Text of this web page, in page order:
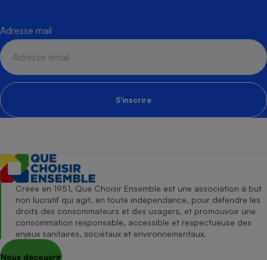
Adresse mail
S'inscrire
Créée en 1951, Que Choisir Ensemble est une association à but
non lucratif qui agit, en toute indépendance, pour défendre les
droits des consommateurs et des usagers, et promouvoir une
consommation responsable, accessible et respectueuse des
enjeux sanitaires, sociétaux et environnementaux.
Nous découvrir